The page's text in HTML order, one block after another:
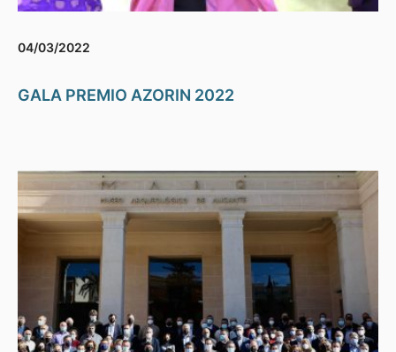
04/03/2022
GALA PREMIO AZORIN 2022